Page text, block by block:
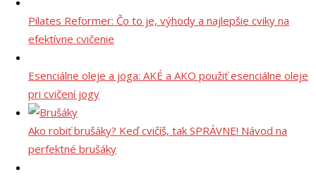
Pilates Reformer: Čo to je, výhody a najlepšie cviky na
efektívne cvičenie
Esenciálne oleje a joga: AKÉ a AKO použiť esenciálne oleje
pri cvičení jogy
Ako robiť brušáky? Keď cvičíš, tak SPRÁVNE! Návod na
perfektné brušáky